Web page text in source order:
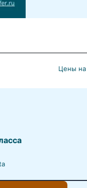
Цены на